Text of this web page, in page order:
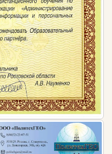
развития.
новые материалы
нормативные
дизайнер
новинок, изучает опыт
выставки и мастер-
переподготовка и
помогают оставаться
спектр услуг в сфере
специализироваться